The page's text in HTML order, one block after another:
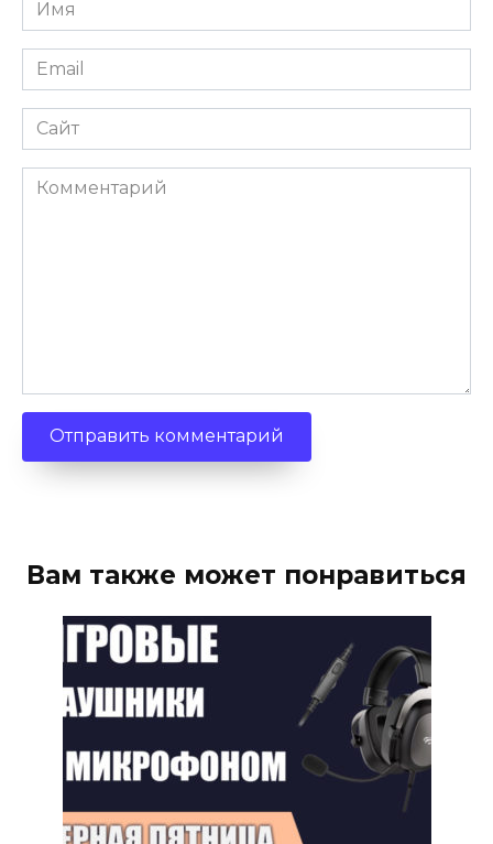
Email
Сайт
Комментарий
Вам также может понравиться